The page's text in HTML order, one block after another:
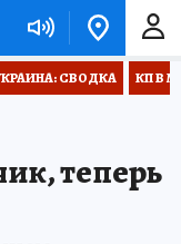
СВОДКА КП В
теперь